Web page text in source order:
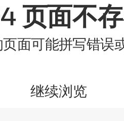
页面不
面可能拼写错误
继续浏览